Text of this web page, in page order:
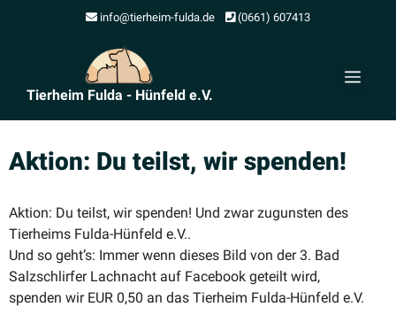
info@tierheim-fulda.de (0661) 607413
Tierheim Fulda - Hünfeld e.V.
Aktion: Du teilst, wir spenden!
Aktion: Du teilst, wir spenden! Und zwar zugunsten des
Tierheims Fulda-Hünfeld e.V..
Und so geht’s: Immer wenn dieses Bild von der 3. Bad
Salzschlirfer Lachnacht auf Facebook geteilt wird,
spenden wir EUR 0,50 an das Tierheim Fulda-Hünfeld e.V.